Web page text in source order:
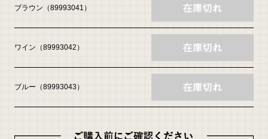
ブラウン（89993041）
ワイン（89993042）
ブルー（89993043）
に